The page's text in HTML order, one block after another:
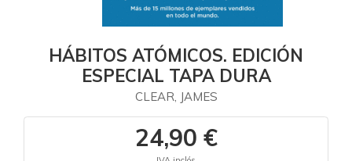
HÁBITOS ATÓMICOS. EDICIÓN
ESPECIAL TAPA DURA
CLEAR, JAMES
24,90 €